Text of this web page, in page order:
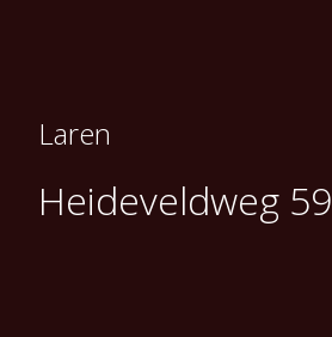
Laren
Heideveldweg 59